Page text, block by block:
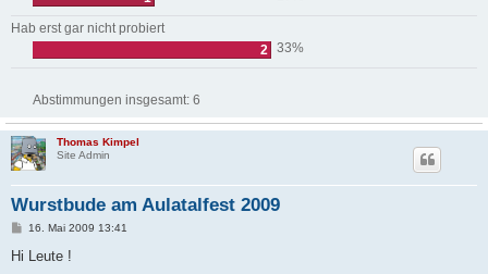
Hab erst gar nicht probiert
2
33%
Abstimmungen insgesamt: 6
Thomas Kimpel
Site Admin
Wurstbude am Aulatalfest 2009
B16. Mai 2009 13:41
Hi Leute !